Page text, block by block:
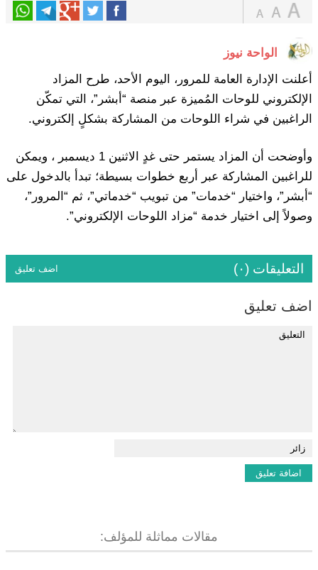
الواحة نيوز
أعلنت الإدارة العامة للمرور، اليوم الأحد، طرح المزاد
الإلكتروني للوحات المُميزة عبر منصة “أبشر”، التي تمكّن
الراغبين في شراء اللوحات من المشاركة بشكلٍ إلكتروني.
وأوضحت أن المزاد يستمر حتى غدٍ الاثنين 1 ديسمبر ، ويمكن
للراغبين المشاركة عبر أربع خطوات بسيطة؛ تبدأ بالدخول على
“أبشر”، واختيار “خدمات” من تبويب “خدماتي”، ثم “المرور”،
وصولاً إلى اختيار خدمة “مزاد اللوحات الإلكتروني”.
التعليقات (٠) اضف تعليق
اضف تعليق
مقالات مماثلة للمؤلف: